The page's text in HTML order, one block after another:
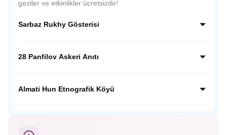
geziler ve etkinlikler ücretsizdir!
Sarbaz Rukhy Gösterisi
ulusal ruhunu yansıtan etkileyici bir gösteridir. Askeri tören
28 Panfilov Askeri Anıtı
alır. II. Dünya Savaşı’nda Moskova savunmasında
Almati Hun Etnografik Köyü
sanatları gösterileri ve halk danslarıyla Orta Asya tarihine